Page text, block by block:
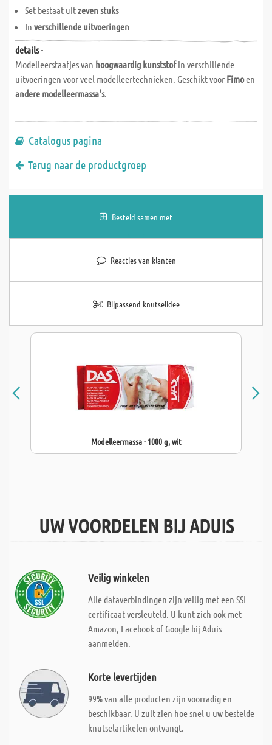
Set bestaat uitzeven stuks
In verschillende uitvoeringen
details -
Modelleerstaafjes van hoogwaardig kunststofin verschillende
uitvoeringen voor veel modelleertechnieken. Geschikt voor Fimoen
andere modelleermassa's.
Catalogus pagina
Terug naar de productgroep
Besteld samen met
Reacties van klanten
Bijpassend knutselidee
Modelleermassa - 1000 g, wit
UW VOORDELEN BIJ ADUIS
Veilig winkelen
Alle dataverbindingen zijn veilig met een SSL
certificaat versleuteld. U kunt zich ook met
Amazon, Facebook of Google bij Aduis
aanmelden.
Korte levertijden
99% van alle producten zijn voorradig en
beschikbaar. U zult zien hoe snel u uw bestelde
knutselartikelen ontvangt.